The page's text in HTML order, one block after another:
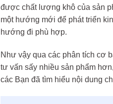
được chất lượng khô của sản
một hướng mới để phát triển
hướng đi phù hợp.
Như vậy qua các phân tích cơ
tư vấn sấy nhiều sản phẩm
các Bạn đã tìm hiểu nội dung